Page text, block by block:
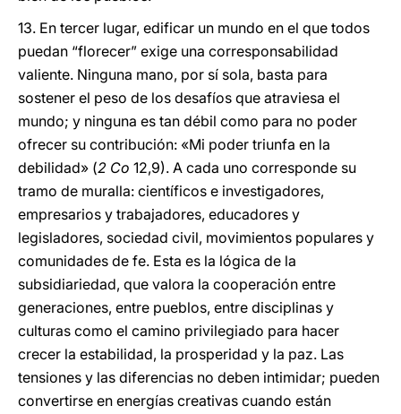
13. En tercer lugar, edificar un mundo en el que todos
puedan “florecer” exige una corresponsabilidad
valiente. Ninguna mano, por sí sola, basta para
sostener el peso de los desafíos que atraviesa el
mundo; y ninguna es tan débil como para no poder
ofrecer su contribución: «Mi poder triunfa en la
debilidad» (2 Co 12,9). A cada uno corresponde su
tramo de muralla: científicos e investigadores,
empresarios y trabajadores, educadores y
legisladores, sociedad civil, movimientos populares y
comunidades de fe. Esta es la lógica de la
subsidiariedad, que valora la cooperación entre
generaciones, entre pueblos, entre disciplinas y
culturas como el camino privilegiado para hacer
crecer la estabilidad, la prosperidad y la paz. Las
tensiones y las diferencias no deben intimidar; pueden
convertirse en energías creativas cuando están